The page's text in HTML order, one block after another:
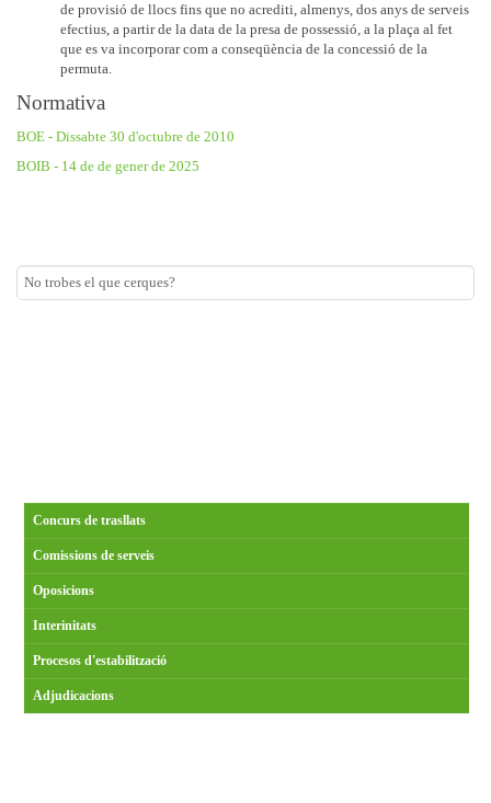
de provisió de llocs fins que no acrediti, almenys, dos anys de serveis
efectius, a partir de la data de la presa de possessió, a la plaça al fet
que es va incorporar com a conseqüència de la concessió de la
permuta.
Normativa
BOE - Dissabte 30 d'octubre de 2010
BOIB - 14 de de gener de 2025
Concurs de trasllats
Comissions de serveis
Oposicions
Interinitats
Procesos d'estabilització
Adjudicacions